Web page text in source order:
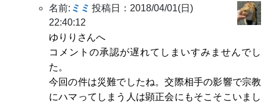
名前: ミミ 投稿日：2018/04/01(日)
22:40:12
ゆりりさんへ
コメントの承認が遅れてしまいすみませんでし
た。
今回の件は災難でしたね。交際相手の影響で宗教
にハマってしまう人は顕正会にもそこそこいまし